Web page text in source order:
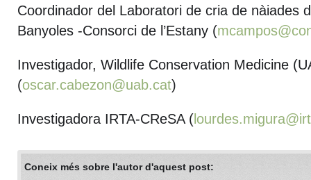
Coordinador del Laboratori de cria de nàiades
Banyoles -Consorci de l’Estany (
Investigador, Wildlife Conservation Medicine
(oscar.cabezon@uab.cat)
Investigadora IRTA-CReSA (
Coneix més sobre l'autor d'aquest post: